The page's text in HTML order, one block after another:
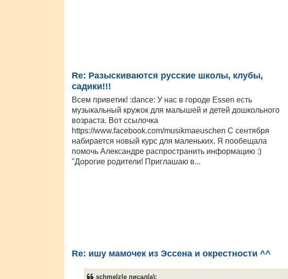
Re: Разыскиваются русские школы, клубы,
садики!!!
Всем приветик! :dance: У нас в городе Essen есть
музыкальный кружок для малышей и детей дошкольного
возраста. Вот ссылочка
https://www.facebook.com/musikmaeuschen С сентября
набирается новый курс для маленьких. Я пообещала
помочь Александре распространить информацию :)
"Дорогие родители! Приглашаю в...
Re: ишу мамочек из Эссена и окрестности ^^
schmelzle писал(а):